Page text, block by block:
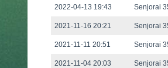
2022-04-13 19:43 Senjorai
2021-11-16 20:21 Senjorai
2021-11-11 20:51 Senjorai
2021-11-04 20:03 Senjorai